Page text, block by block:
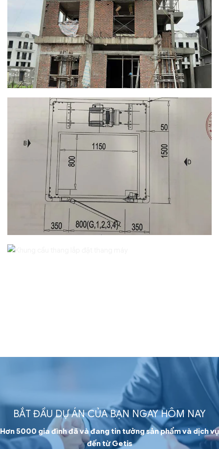
BẮT ĐẦU DỰ ÁN CỦA BẠN NGAY HÔM NAY
Hơn 5000 gia đình đã và đang tin tưởng sản phẩm và dịch vụ
đến từ Getis